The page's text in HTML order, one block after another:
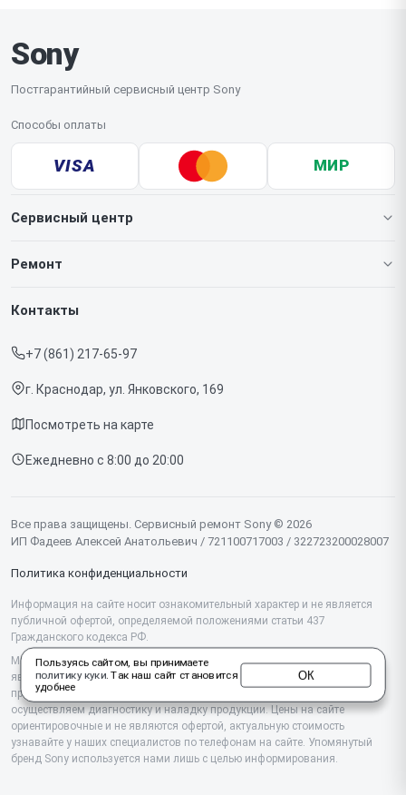
Sony
Постгарантийный сервисный центр Sony
Способы оплаты
VISA МИР
Сервисный центр
О нашем сервисе
Срочный ремонт
Доставка и способы оплаты
Диагностика
Контакты
Ремонт
Игровых приставок
Саундбаров
Планшетов
Проигрывателей винила
Домашних кинотеатров
Аудиосистем
Портативных консолей
Контакты
+7 (861) 217-65-97
г. Краснодар, ул. Янковского, 169
Посмотреть на карте
Ежедневно с 8:00 до 20:00
Все права защищены. Сервисный ремонт Sony © 2026
ИП Фадеев Алексей Анатольевич / 721100717003 / 322723200028007
Политика конфиденциальности
Информация на сайте носит ознакомительный характер и не является
публичной офертой, определяемой положениями статьи 437
Гражданского кодекса РФ.
Мы специализируемся на обслуживании и ремонте техники Sony, но не
являемся их официальным представителем. Предоставляем
профессиональные услуги после истечения гарантии, а также
осуществляем диагностику и наладку продукции. Цены на сайте
ориентировочные и не являются офертой, актуальную стоимость
узнавайте у наших специалистов по телефонам на сайте. Упомянутый
бренд Sony используется нами лишь с целью информирования.
Пользуясь сайтом, вы принимаете
политику куки. Так наш сайт становится
удобнее
ОК